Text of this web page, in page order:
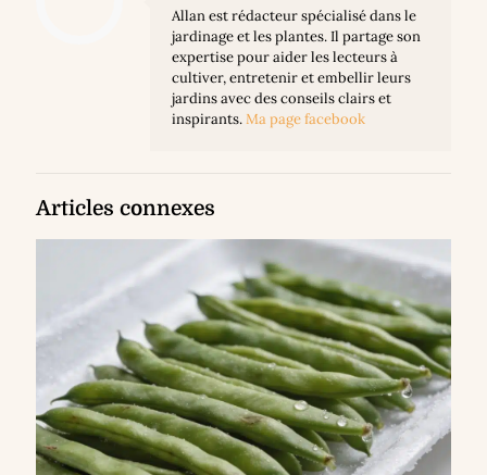
Allan est rédacteur spécialisé dans le
jardinage et les plantes. Il partage son
expertise pour aider les lecteurs à
cultiver, entretenir et embellir leurs
jardins avec des conseils clairs et
inspirants.Ma page facebook
Articles connexes